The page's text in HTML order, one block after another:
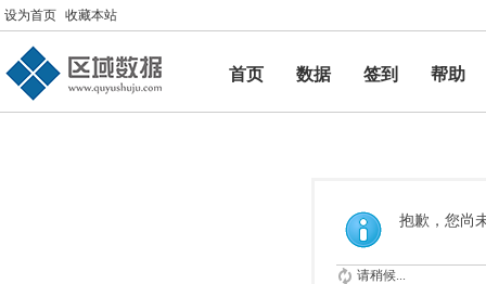
设为首页 收藏本站
首页 数据 签到
帮助
帮助
抱歉，您尚
请稍候...